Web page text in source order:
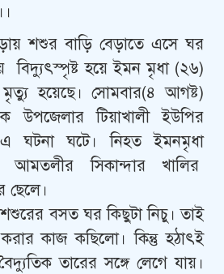
শশুর বাড়ি বেড়াতে এসে ঘর
বিদ্যুৎস্পৃষ্ট হয়ে ইমন মৃধা (২৬)
হয়েছে। সোমবার(৪ আগষ্ট)
উপজেলার টিয়াখালী ইউপির
এ ঘটনা ঘটে। নিহত ইমনমৃধা
আমতলীর সিকান্দার খালির
ছেলে।
শশুরের বসত ঘর কিছুটা নিচু। তাই
কাজ কছিলো। কিন্তু হঠাৎই
তারের সঙ্গে লেগে যায়।